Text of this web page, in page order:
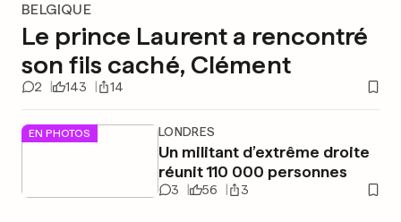
BELGIQUE
Le prince Laurent a rencontré
son fils caché, Clément
2 143 14
EN PHOTOS LONDRES
Un militant d’extrême droite
réunit 110 000 personnes
3 56 3